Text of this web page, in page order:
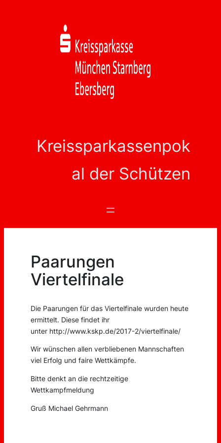
Kreissparkassenpok
al der Schützen
Paarungen
Viertelfinale
Die Paarungen für das Viertelfinale wurden heute
ermittelt. Diese findet ihr
unter http://www.kskp.de/2017-2/viertelfinale/
Wir wünschen allen verbliebenen Mannschaften
viel Erfolg und faire Wettkämpfe.
Bitte denkt an die rechtzeitige
Wettkampfmeldung
Gruß Michael Gehrmann